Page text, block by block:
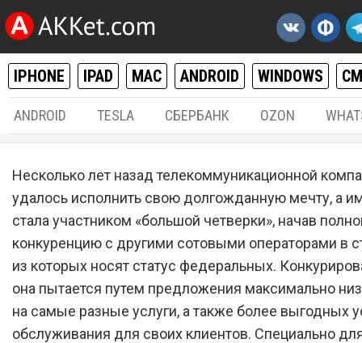
IPHONE IPAD MAC ANDROID WINDOWS
ANDROID TESLA СБЕРБАНК OZON
Сотовый оператор Tele2
запустил самый лучший
безлимитный мобильный
интернет, о котором все
мечтали
Несколько лет назад телекоммуникационной
удалось исполнить свою долгожданную мечту, а
стала участником «большой четверки», начав
конкуренцию с другими сотовыми операторами в
из которых носят статус федеральных.
она пытается путем предложения максимально
на самые разные услуги, а также более выгодных
обслуживания для своих клиентов. Специально